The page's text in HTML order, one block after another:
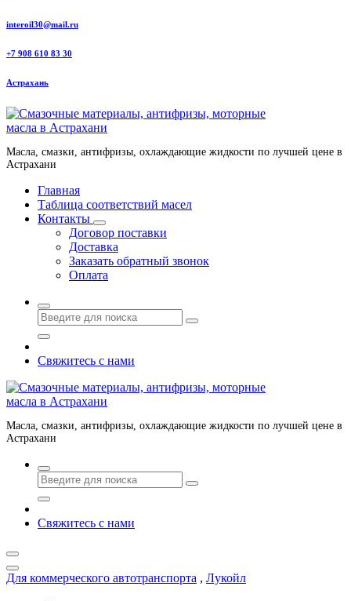
Перейти
содержанию
interoil30@mail.ru
+7 908 610 83 30
Астрахань
Масла, смазки, антифризы, охлаждающие жидкости по лучшей цене в
Астрахани
Главная
Таблица соответствий масел
Контакты
Договор поставки
Доставка
Заказать обратный звонок
Оплата
Свяжитесь с нами
Масла, смазки, антифризы, охлаждающие жидкости по лучшей цене в
Астрахани
Свяжитесь с нами
Для коммерческого автотранспорта , Лукойл